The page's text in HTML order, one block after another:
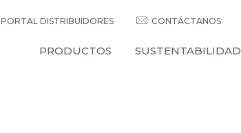
PORTAL DISTRIBUIDORES CONTÁCTANOS
PRODUCTOS SUSTENTABILIDAD